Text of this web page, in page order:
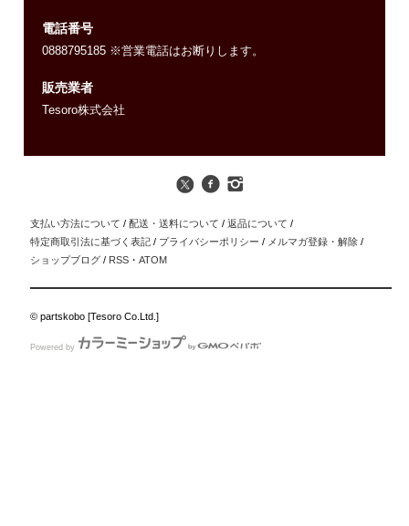
電話番号
0888795185 ※営業電話はお断りします。
販売業者
Tesoro株式会社
支払い方法について / 配送・送料について / 返品について /
特定商取引法に基づく表記 / プライバシーポリシー / メルマガ登録・解除 /
ショップブログ / RSS ・ATOM
© partskobo [Tesoro Co.Ltd.]
Powered by